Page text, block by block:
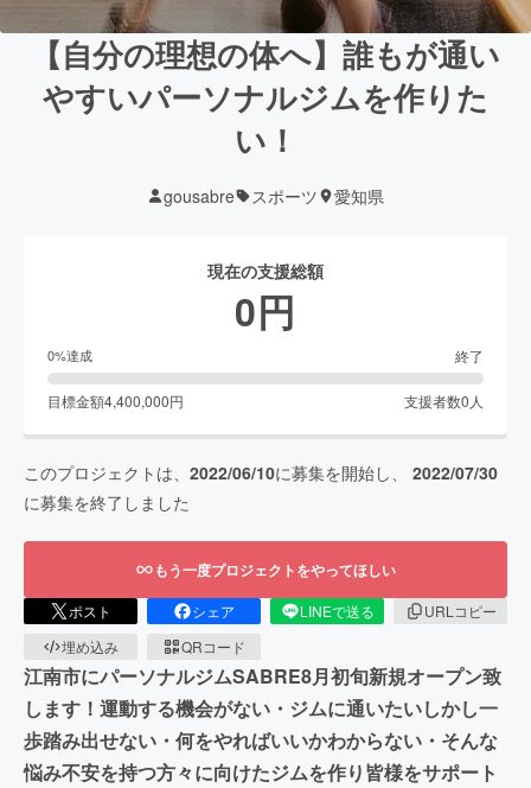
【自分の理想の体へ】誰もが通い
やすいパーソナルジムを作りた
い！
gousabre スポーツ 愛知県
現在の支援総額
0円
0%達成 終了
目標金額4,400,000円 支援者数0 人
このプロジェクトは、 2022/06/10に募集を開始し、 2022/07/30
に募集を終了しました
もう一度プロジェクトをやってほしい
ポスト シェア LINEで送る
URLコピー
埋め込み
QRコード
江南市にパーソナルジムSABRE8月初旬新規オープン致
します！運動する機会がない・ジムに通いたいしかし一
歩踏み出せない・何をやればいいかわからない・そんな
悩み不安を持つ方々に向けたジムを作り皆様をサポート